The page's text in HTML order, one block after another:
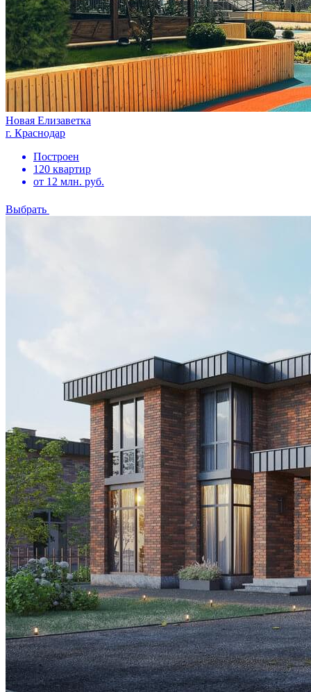
Новая Елизаветка
г. Краснодар
Построен
120 квартир
от 12 млн. руб.
Выбрать